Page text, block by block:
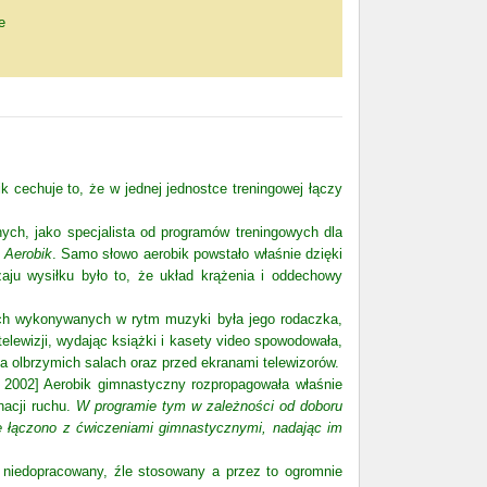
to, że w jednej jednostce treningowej łączy
jako specjalista od programów treningowych dla
Aerobik. Samo słowo aerobik powstało właśnie dzięki
wysiłku było to, że układ krążenia i oddechowy
wykonywanych w rytm muzyki była jego rodaczka,
wydając książki i kasety video spowodowała,
olbrzymich salach oraz przed ekranami telewizorów.
Aerobik gimnastyczny rozpropagowała właśnie
ruchu. W programie tym w zależności od doboru
z ćwiczeniami gimnastycznymi, nadając im
źle stosowany a przez to ogromnie